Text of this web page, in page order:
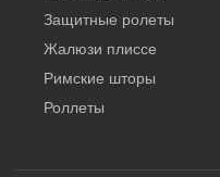
Защитные ролеты
Жалюзи плиссе
Римские шторы
Роллеты